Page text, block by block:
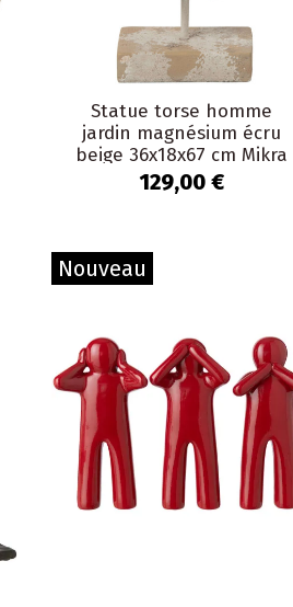
Statue torse homme
jardin magnésium écru
beige 36x18x67 cm Mikra
129,00 €
Nouveau